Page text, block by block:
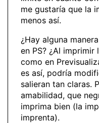
me gustaría que la
menos así.
¿Hay alguna
en PS? ¿Al imprimir
como en
es así, podría
salieran tan claras.
amabilidad, que
imprima bien (la
imprenta).